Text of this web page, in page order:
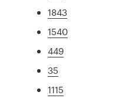
1843
1540
449
35
1115